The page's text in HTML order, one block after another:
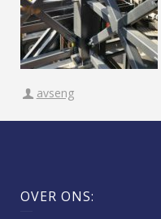
avseng
OVER ONS: